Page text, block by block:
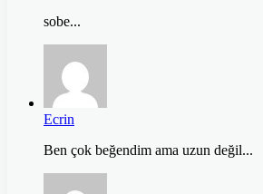
sobe...
Ecrin
Ben çok beğendim ama uzun değil...